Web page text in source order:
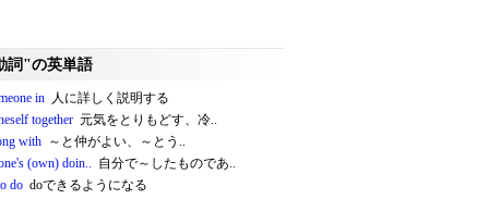
詞"の英単語
in 人に詳しく説明する
together 元気をとりもどす、冷..
with ～と仲がよい、～とう..
(own) doin.. 自分で～したものであ..
do doできるようになる